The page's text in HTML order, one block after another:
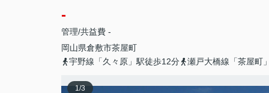
-
管理/共益費 -
岡山県倉敷市茶屋町
宇野線「久々原」駅徒歩12分
瀬戸大橋線「茶屋町
1/3